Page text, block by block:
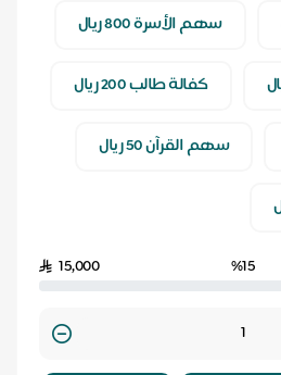
سهم الأسرة 800 ريال
كفالة طالب 200 ريال
سهم القرآن 50 ريال
%15
15,000